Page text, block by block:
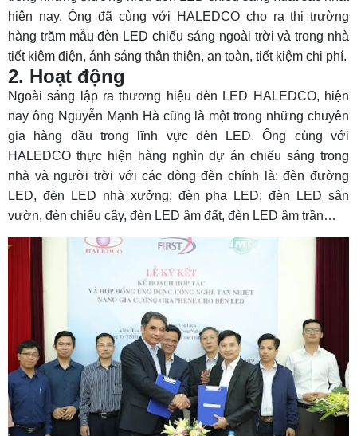
hiện nay. Ông đã cùng với HALEDCO cho ra thị trường
hàng trăm mẫu đèn LED chiếu sáng ngoài trời và trong nhà
tiết kiệm điện, ánh sáng thân thiện, an toàn, tiết kiệm chi phí.
2. Hoạt động
Ngoài sáng lập ra thương hiệu đèn LED HALEDCO, hiện
nay ông Nguyễn Mạnh Hà cũng là một trong những chuyên
gia hàng đầu trong lĩnh vực đèn LED. Ông cùng với
HALEDCO thực hiện hàng nghìn dự án chiếu sáng trong
nhà và người trời với các dòng đèn chính là: đèn đường
LED, đèn LED nhà xưởng; đèn pha LED; đèn LED sân
vườn, đèn chiếu cây, đèn LED âm đất, đèn LED âm trần…